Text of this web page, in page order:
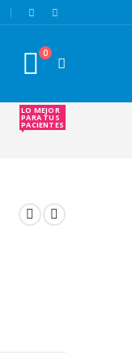
|
0
LO MEJOR
PARA TUS
PACIENTES